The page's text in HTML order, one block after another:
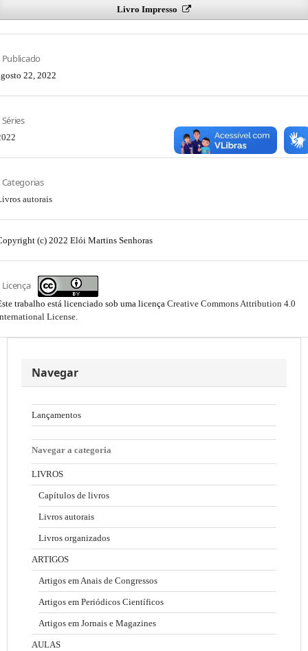
Livro Impresso
Publicado
22, 2022
Séries
Categorias
autorais
(c) 2022 Elói Martins Senhoras
Licença
trabalho está licenciado sob uma licença Creative Commons Attribution 4.0
License.
Navegar
Lançamentos
Navegar a categoria
LIVROS
Capítulos de livros
Livros autorais
Livros organizados
ARTIGOS
Artigos em Anais de Congressos
Artigos em Periódicos Científicos
Artigos em Jornais e Magazines
AULAS